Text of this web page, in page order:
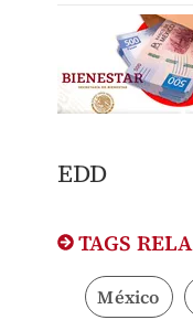
EDD
TAGS
México